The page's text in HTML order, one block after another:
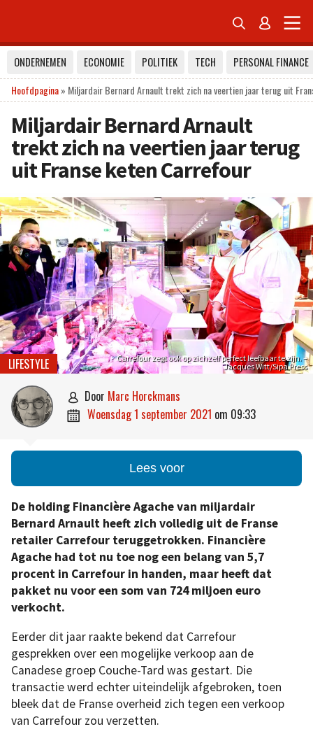
 
ONDERNEMEN ECONOMIE POLITIEK TECH
PERSONAL FINANCE
Hoofdpagina» Miljardair Bernard Arnault trekt zich na veertien jaar terug uit
Miljardair Bernard Arnault
trekt zich na veertien jaar terug
uit Franse keten Carrefour
Carrefour zegt ook op zichzelf perfect leefbaar te zijn. –
Jacques Witt/Sipa Press
LIFESTYLE
 door Marc Horckmans
 woensdag 1 september 2021 om 09:33
Lees voor
De holding Financière Agache van miljardair
Bernard Arnault heeft zich volledig uit de Franse
retailer Carrefour teruggetrokken. Financière
Agache had tot nu toe nog een belang van 5,7
procent in Carrefour in handen, maar heeft dat
pakket nu voor een som van 724 miljoen euro
verkocht.
Eerder dit jaar raakte bekend dat Carrefour
gesprekken over een mogelijke verkoop aan de
Canadese groep Couche-Tard was gestart. Die
transactie werd echter uiteindelijk afgebroken, toen
bleek dat de Franse overheid zich tegen een verkoop
van Carrefour zou verzetten.